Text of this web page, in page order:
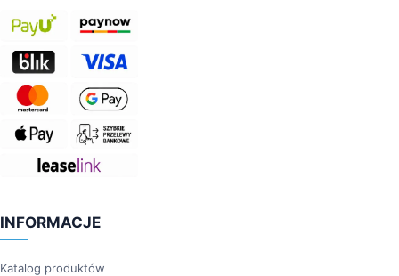
INFORMACJE
Katalog produktów